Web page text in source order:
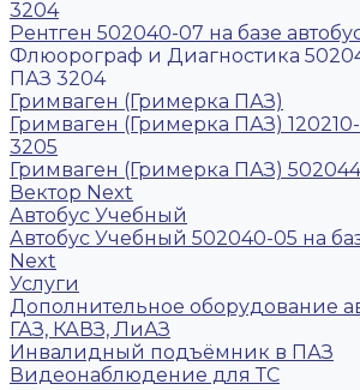
3204
Рентген 502040-07 на базе
Флюорограф и Диагностика
ПАЗ 3204
Гримваген (Гримерка ПАЗ)
Гримваген (Гримерка ПАЗ)
3205
Гримваген (Гримерка ПАЗ)
Вектор Next
Автобус Учебный
Автобус Учебный 502040-05 на
Next
Услуги
Дополнительное оборудование
ГАЗ, КАВЗ, ЛиАЗ
Инвалидный подъёмник в ПАЗ
Видеонаблюдение для ТС